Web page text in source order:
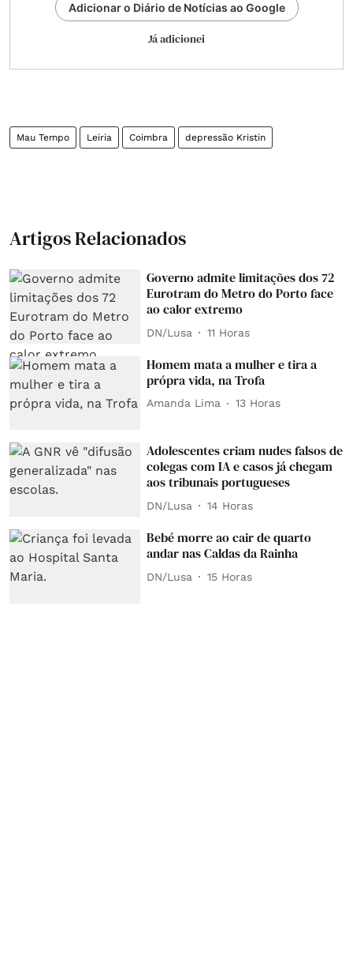
Adicionar o Diário de Notícias ao Google
Já adicionei
Mau Tempo Leiria Coimbra depressão Kristin
Artigos Relacionados
Governo admite limitações dos 72
Eurotram do Metro do Porto face
ao calor extremo
DN/Lusa 11 Horas
Homem mata a mulher e tira a
própra vida, na Trofa
Amanda Lima 13 Horas
Adolescentes criam nudes falsos de
colegas com IA e casos já chegam
aos tribunais portugueses
DN/Lusa 14 Horas
Bebé morre ao cair de quarto
andar nas Caldas da Rainha
DN/Lusa 15 Horas